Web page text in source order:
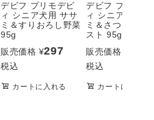
デビフ プリモデビ
ィ シニア犬用 ササ
ミ＆すりおろし野菜
95g
販売価格 ¥297
税込
カートに入れる
デビフ プリモデ
ィ シニア犬用
ミ＆さつまいも
スト 95g
販売価格
税込
カートに入れる